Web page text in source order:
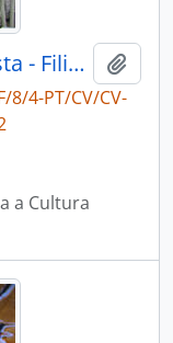
ECV - Encontro com o cientista - Filipe Ribeiro e Diogo Ribeiro
8/4-PT/CV/CV-
a Cultura